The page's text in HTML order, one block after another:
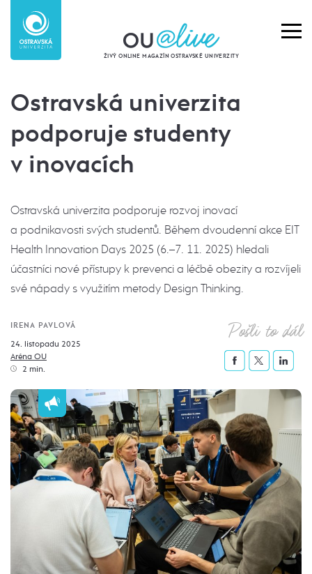
ŽIVÝ ONLINE MAGAZÍN OSTRAVSKÉ UNIVERZITY
Ostravská univerzita
podporuje studenty
v inovacích
Ostravská univerzita podporuje rozvoj inovací
a podnikavosti svých studentů. Během dvoudenní akce EIT
Health Innovation Days 2025 (6.–7. 11. 2025) hledali
účastníci nové přístupy k prevenci a léčbě obezity a rozvíjeli
své nápady s využitím metody Design Thinking.
IRENA PAVLOVÁ
24. listopadu 2025
Aréna OU
2 min.
Pošli to dál